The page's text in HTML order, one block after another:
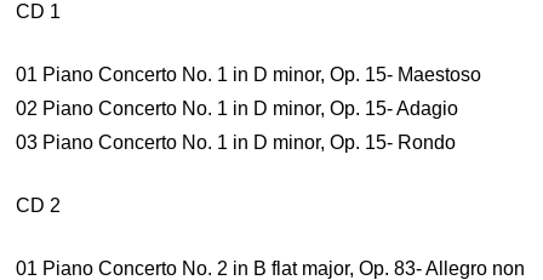
CD 1
01 Piano Concerto No. 1 in D minor, Op. 15- Maestoso
02 Piano Concerto No. 1 in D minor, Op. 15- Adagio
03 Piano Concerto No. 1 in D minor, Op. 15- Rondo
CD 2
01 Piano Concerto No. 2 in B flat major, Op. 83- Allegro non